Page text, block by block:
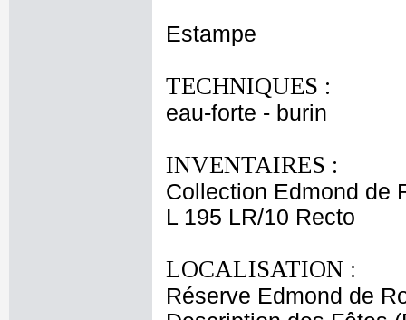
Estampe
TECHNIQUES :
eau-forte - burin
INVENTAIRES :
Collection Edmond de
L 195 LR/10 Recto
LOCALISATION :
Réserve Edmond de